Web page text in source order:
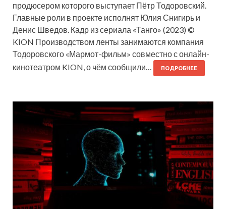
продюсером которого выступает Пётр Тодоровский.
Главные роли в проекте исполнят Юлия Снигирь и
Денис Шведов. Кадр из сериала «Танго» (2023) ©
KION Производством ленты занимаются компания
Тодоровского «Мармот-фильм» совместно с онлайн-
кинотеатром KION, о чём сообщили…
ПОДРОБНЕЕ